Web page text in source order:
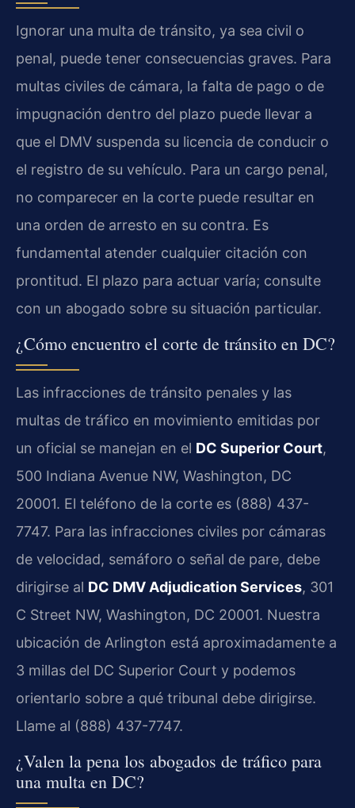
Ignorar una multa de tránsito, ya sea civil o
penal, puede tener consecuencias graves. Para
multas civiles de cámara, la falta de pago o de
impugnación dentro del plazo puede llevar a
que el DMV suspenda su licencia de conducir o
el registro de su vehículo. Para un cargo penal,
no comparecer en la corte puede resultar en
una orden de arresto en su contra. Es
fundamental atender cualquier citación con
prontitud. El plazo para actuar varía; consulte
con un abogado sobre su situación particular.
¿Cómo encuentro el corte de tránsito en DC?
Las infracciones de tránsito penales y las
multas de tráfico en movimiento emitidas por
un oficial se manejan en el DC Superior Court,
500 Indiana Avenue NW, Washington, DC
20001. El teléfono de la corte es (888) 437-
7747. Para las infracciones civiles por cámaras
de velocidad, semáforo o señal de pare, debe
dirigirse al DC DMV Adjudication Services, 301
C Street NW, Washington, DC 20001. Nuestra
ubicación de Arlington está aproximadamente a
3 millas del DC Superior Court y podemos
orientarlo sobre a qué tribunal debe dirigirse.
Llame al (888) 437-7747.
¿Valen la pena los abogados de tráfico para
una multa en DC?